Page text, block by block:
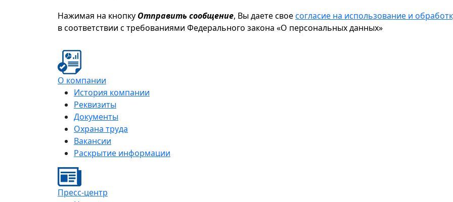
Нажимая на кнопку Отправить сообщение, Вы даете своесогласие на использование и
в соответствии с требованиями Федерального закона «О персональных данных»
О компании
История компании
Реквизиты
Документы
Охрана труда
Вакансии
Раскрытие информации
Пресс-центр